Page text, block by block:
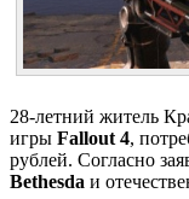
28-летний житель
игры Fallout 4,
рублей. Согласно
Bethesda и